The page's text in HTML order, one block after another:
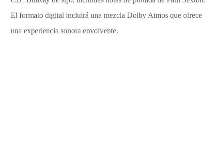
El formato digital incluirá una mezcla Dolby Atmos que ofrece
una experiencia sonora envolvente.